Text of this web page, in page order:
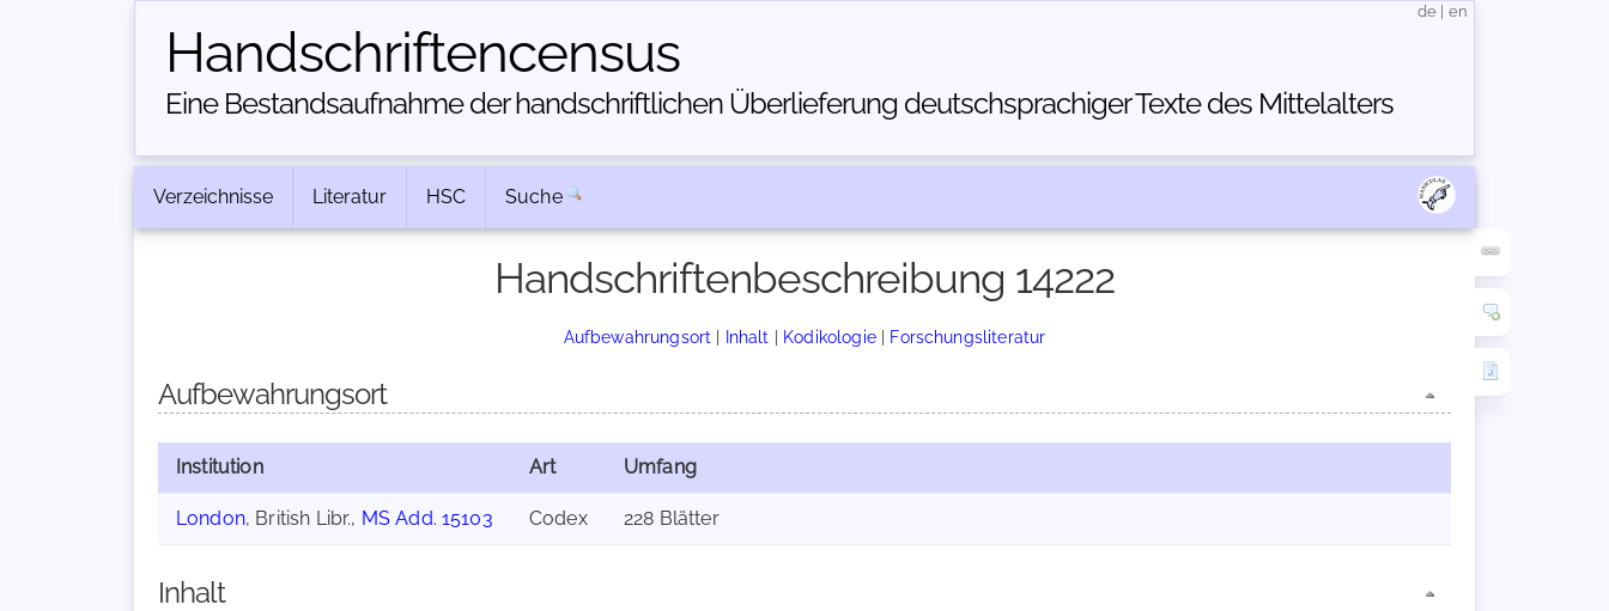
Handschriften­census
Eine Bestandsaufnahme der handschriftlichen Über­lieferung deutschsprachiger Texte des Mittelalters
de en
Verzeichnisse Literatur HSC Suche
Handschriftenbeschreibung 14222
Aufbewahrungsort | Inhalt | Kodikologie| Forschungsliteratur
Aufbewahrungsort
Institution Art Umfang
London, British Libr., MS Add. 15103 Codex 228 Blätter
Inhalt